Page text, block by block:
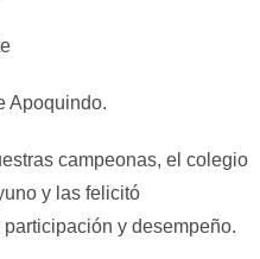
Apoquindo.
campeonas, el colegio
y las felicitó
y desempeño.